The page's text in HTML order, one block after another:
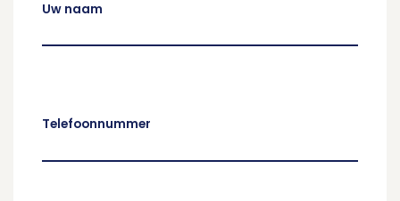
Uw naam
Telefoonnummer